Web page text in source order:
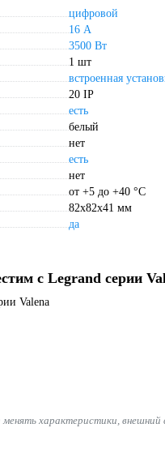
цифровой
16 А
3500 Вт
1 шт
встроенная
20 IP
есть
белый
нет
есть
нет
от +5 до +40 °С
82х82х41 мм
да
с Legrand серии
Valena
характеристики,